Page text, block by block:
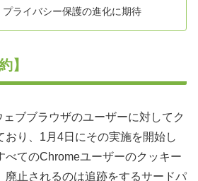
プライバシー保護の進化に期待
】
ブブラウザのユーザーに対してク
おり、1月4日にその実施を開始し
べてのChromeユーザーのクッキー
廃止されるのは追跡をするサードパ